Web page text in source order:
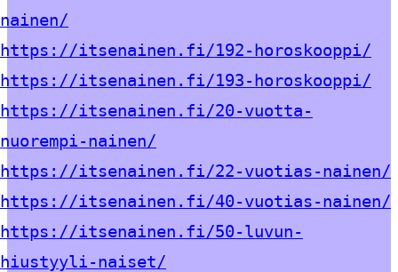
nainen/
https://itsenainen.fi/192-horoskooppi/
https://itsenainen.fi/193-horoskooppi/
https://itsenainen.fi/20-vuotta-
nuorempi-nainen/
https://itsenainen.fi/22-vuotias-nainen/
https://itsenainen.fi/40-vuotias-nainen/
https://itsenainen.fi/50-luvun-
hiustyyli-naiset/